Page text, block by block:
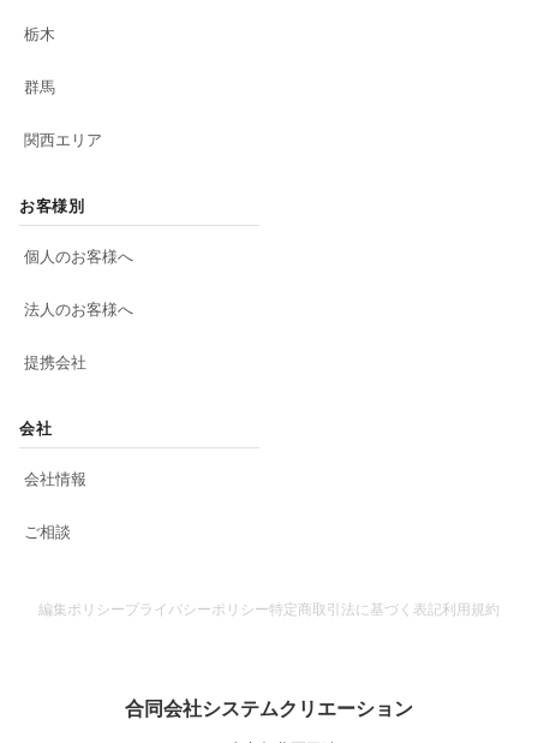
栃木
群馬
関西エリア
お客様別
個人のお客様へ
法人のお客様へ
提携会社
会社
会社情報
ご相談
編集ポリシープライバシーポリシー特定商取引法に基づく表記利用規約
合同会社システムクリエーション